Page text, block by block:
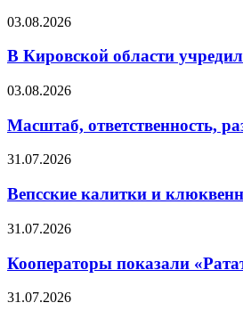
03.08.2026
В Кировской области
03.08.2026
Масштаб, ответственность,
31.07.2026
Вепсские калитки и
31.07.2026
Кооператоры показали
31.07.2026